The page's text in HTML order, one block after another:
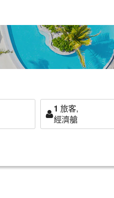
1 旅客,
經濟艙